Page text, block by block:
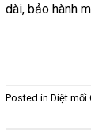
dài, bảo hành
Posted in Diệt mối